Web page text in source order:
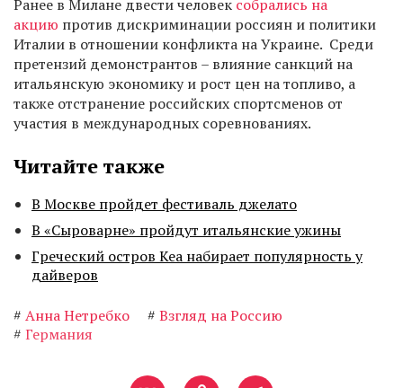
Ранее в Милане двести человек собрались на
акцию против дискриминации россиян и политики
Италии в отношении конфликта на Украине. Среди
претензий демонстрантов – влияние санкций на
итальянскую экономику и рост цен на топливо, а
также отстранение российских спортсменов от
участия в международных соревнованиях.
Читайте также
В Москве пройдет фестиваль джелато
В «Сыроварне» пройдут итальянские ужины
Греческий остров Кеа набирает популярность у
дайверов
# Анна Нетребко # Взгляд на Россию
# Германия